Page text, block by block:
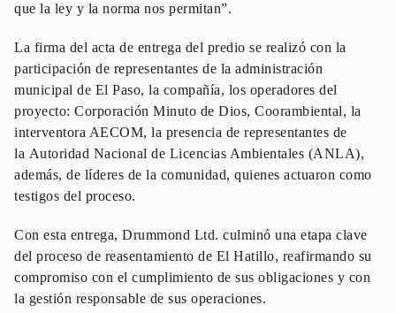
que la ley y la norma nos permitan”.
La firma del acta de entrega del predio se realizó con la
participación de representantes de la administración
municipal de El Paso, la compañía, los operadores del
proyecto: Corporación Minuto de Dios, Coorambiental, la
interventora AECOM, la presencia de representantes de
la Autoridad Nacional de Licencias Ambientales (ANLA),
además, de líderes de la comunidad, quienes actuaron como
testigos del proceso.
Con esta entrega, Drummond Ltd. culminó una etapa clave
del proceso de reasentamiento de El Hatillo, reafirmando su
compromiso con el cumplimiento de sus obligaciones y con
la gestión responsable de sus operaciones.